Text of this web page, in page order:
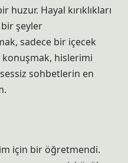
Hayal kırıklıkları
şeyler
sadece bir içecek
konuşmak, hislerimi
sohbetlerin en
için bir öğretmendi.